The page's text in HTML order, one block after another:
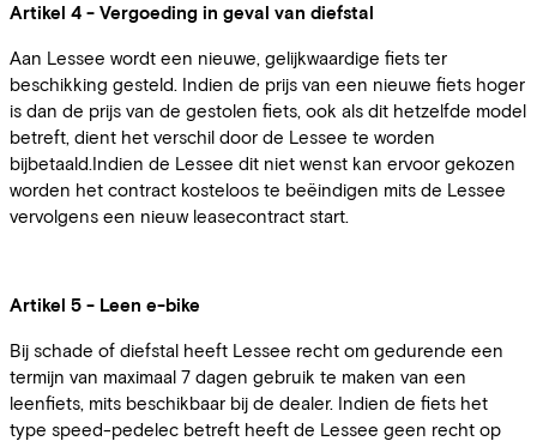
Artikel 4 - Vergoeding in geval van diefstal
Aan Lessee wordt een nieuwe, gelijkwaardige fiets ter
beschikking gesteld. Indien de prijs van een nieuwe fiets hoger
is dan de prijs van de gestolen fiets, ook als dit hetzelfde model
betreft, dient het verschil door de Lessee te worden
bijbetaald.Indien de Lessee dit niet wenst kan ervoor gekozen
worden het contract kosteloos te beëindigen mits de Lessee
vervolgens een nieuw leasecontract start.
Artikel 5 - Leen e-bike
Bij schade of diefstal heeft Lessee recht om gedurende een
termijn van maximaal 7 dagen gebruik te maken van een
leenfiets, mits beschikbaar bij de dealer. Indien de fiets het
type speed-pedelec betreft heeft de Lessee geen recht op